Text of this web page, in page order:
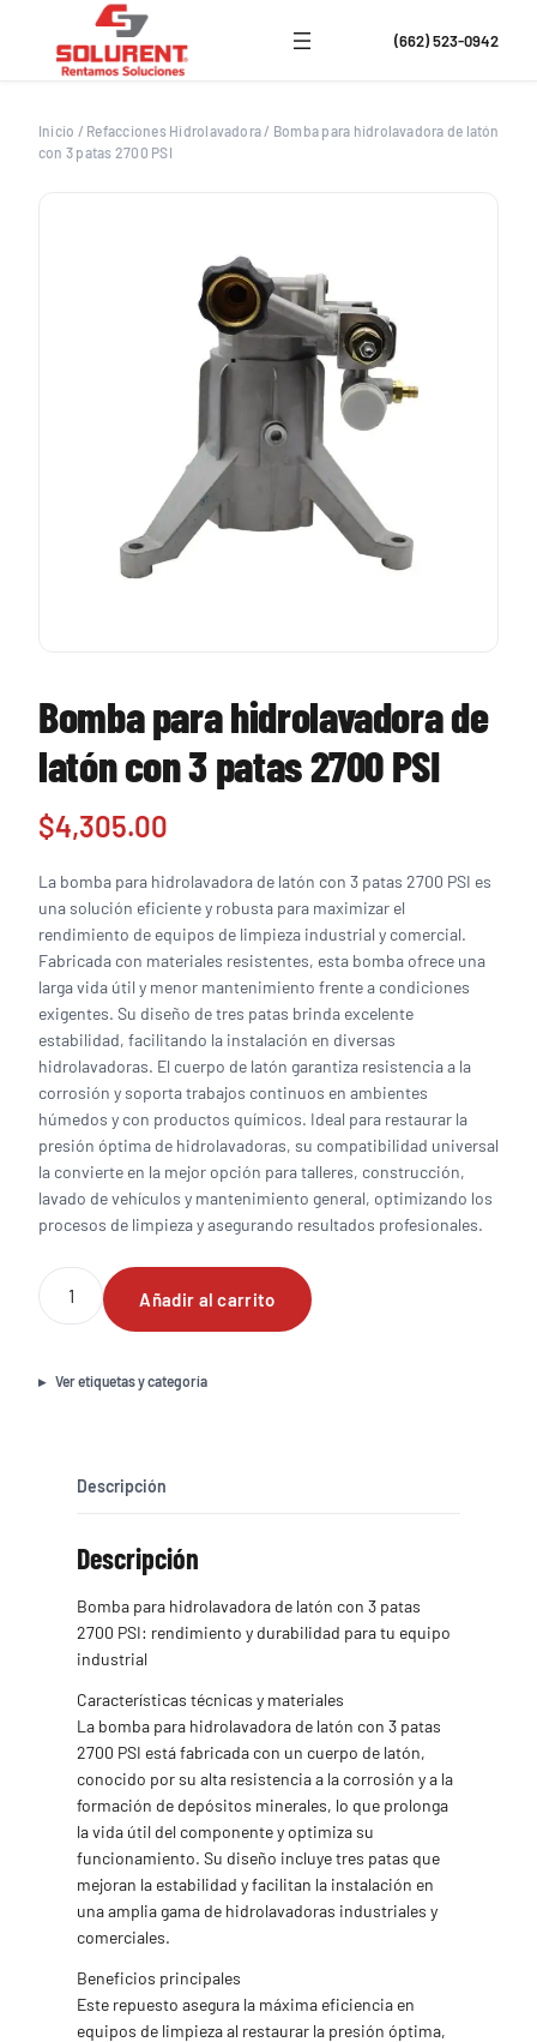
contenido
(662) 523-0942
Inicio / Refacciones Hidrolavadora / Bomba para hidrolavadora de latón
con 3 patas 2700 PSI
Bomba para hidrolavadora de
latón con 3 patas 2700 PSI
$4,305.00
La bomba para hidrolavadora de latón con 3 patas 2700 PSI es
una solución eficiente y robusta para maximizar el
rendimiento de equipos de limpieza industrial y comercial.
Fabricada con materiales resistentes, esta bomba ofrece una
larga vida útil y menor mantenimiento frente a condiciones
exigentes. Su diseño de tres patas brinda excelente
estabilidad, facilitando la instalación en diversas
hidrolavadoras. El cuerpo de latón garantiza resistencia a la
corrosión y soporta trabajos continuos en ambientes
húmedos y con productos químicos. Ideal para restaurar la
presión óptima de hidrolavadoras, su compatibilidad universal
la convierte en la mejor opción para talleres, construcción,
lavado de vehículos y mantenimiento general, optimizando los
procesos de limpieza y asegurando resultados profesionales.
Bomba
para
hidrolavadora
latón
Añadir al carrito
Ver etiquetas y categoría
Descripción
Descripción
Bomba para hidrolavadora de latón con 3 patas
2700 PSI: rendimiento y durabilidad para tu equipo
industrial
Características técnicas y materiales
La bomba para hidrolavadora de latón con 3 patas
2700 PSI está fabricada con un cuerpo de latón,
conocido por su alta resistencia a la corrosión y a la
formación de depósitos minerales, lo que prolonga
la vida útil del componente y optimiza su
funcionamiento. Su diseño incluye tres patas que
mejoran la estabilidad y facilitan la instalación en
una amplia gama de hidrolavadoras industriales y
comerciales.
Beneficios principales
Este repuesto asegura la máxima eficiencia en
equipos de limpieza al restaurar la presión óptima,